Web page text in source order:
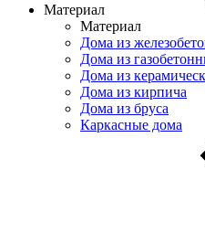
Материал
Материал
Дома из
Дома из
Дома из
Дома из кирпича
Дома из бруса
Каркасные дома